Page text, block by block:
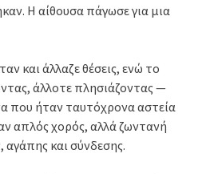
Η αίθουσα πάγωσε για μια
και άλλαζε θέσεις, ενώ το
άλλοτε πλησιάζοντας —
που ήταν ταυτόχρονα αστεία
απλός χορός, αλλά ζωντανή
και σύνδεσης.